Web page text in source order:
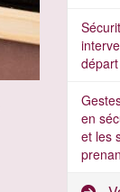
en
et les